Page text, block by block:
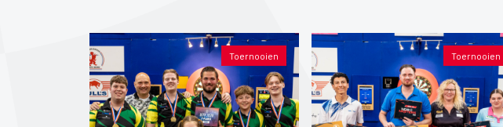
Toernooien Toernooien